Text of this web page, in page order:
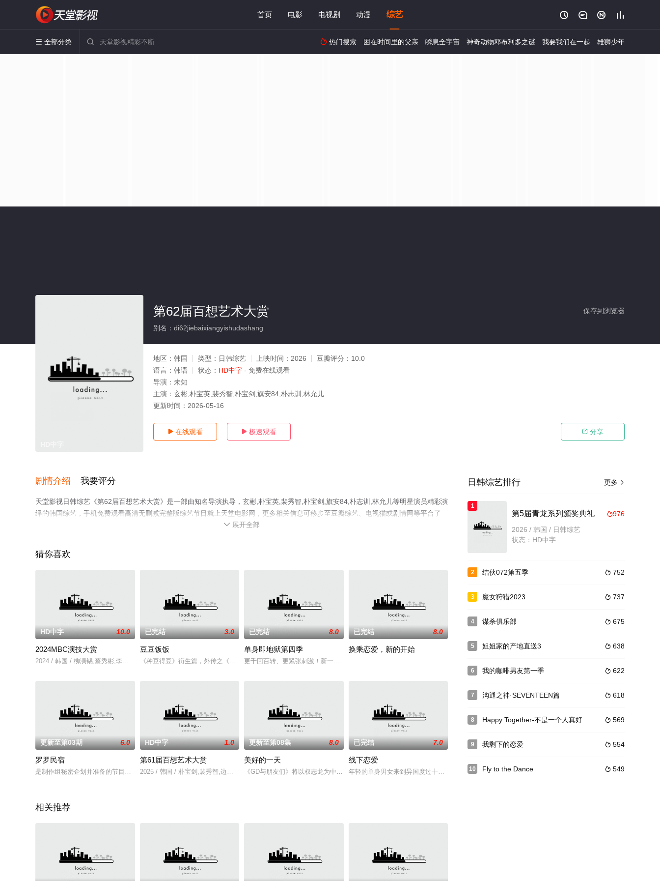
首页 电影 电视剧 动漫 综艺    
 全部分类   热门搜索 困在时间里的父亲 瞬息全宇宙 神奇动物邓布利多之谜 我要我们在一起 雄狮少年
保存到浏览器
第62届百想艺术大赏
别名：di62jiebaixiangyishudashang
地区： 韩国 类型： 日韩综艺 上映时间： 2026 豆瓣评分： 10.0
语言： 韩语 状态： HD中字 - 免费在线观看
导演： 未知
主演： 玄彬,朴宝英,裴秀智,朴宝剑,旗安84,朴志训,林允儿
更新时间： 2026-05-16
 在线观看  极速观看  分享
剧情介绍 我要评分
天堂影视日韩综艺《第62届百想艺术大赏》是一部由知名导演执导，玄彬,朴宝英,裴秀智,朴宝剑,旗安84,朴志训,林允儿等明星演员精彩演
绎的韩国综艺，手机免费观看高清无删减完整版综艺节目就上天堂电影网，更多相关信息可移步至豆瓣综艺、电视猫或剧情网等平台了
 展开全部
猜你喜欢
HD中字 10.0
2024MBC演技大赏
2024 / 韩国 / 柳演锡,蔡秀彬,李帝勋,韩石圭,李荷妮
已完结 3.0
豆豆饭饭
《种豆得豆》衍生篇，外传之《豆豆饭饭》，李光洙和都暻秀二人在egg is coming制作公司内部试运营三天员工食堂。
已完结 8.0
单身即地狱第四季
更千回百转、更紧张刺激！新一群单身男女置身荒岛，在此寻找爱情。谁能脱单进天堂？真心实意的连结又是否真的存在？
已完结 8.0
换乘恋爱，新的开始
更新至第03期 6.0
罗罗民宿
是制作组秘密企划并准备的节目，虽然具体内容尚未公开，但根据《罗罗民宿》的题目，预计将成为"民宿"营业概念的综艺节目。
HD中字 1.0
第61届百想艺术大赏
2025 / 韩国 / 朴宝剑,裴秀智,边佑锡,金惠奫,全度妍,李惠利,宋慧乔,金泰梨
更新至第08集 8.0
美好的一天
《GD与朋友们》将以权志龙为中心，邀请众多嘉宾参与。
已完结 7.0
线下恋爱
年轻的单身男女来到异国度过十天，能否坠入爱河全靠命运。没有电子设备的他们，是否能找到命中注定的另
相关推荐
更多 
日韩综艺排行
1
976
第5届青龙系列颁奖典礼
2026 / 韩国 / 日韩综艺
状态：HD中字
2  752
结伙072第五季
3  737
魔女狩猎2023
4  675
谋杀俱乐部
5  638
姐姐家的产地直送3
6  622
我的咖啡男友第一季
7  618
沟通之神·SEVENTEEN篇
8  569
Happy Together-不是一个人真好
9  554
我剩下的恋爱
10  549
Fly to the Dance